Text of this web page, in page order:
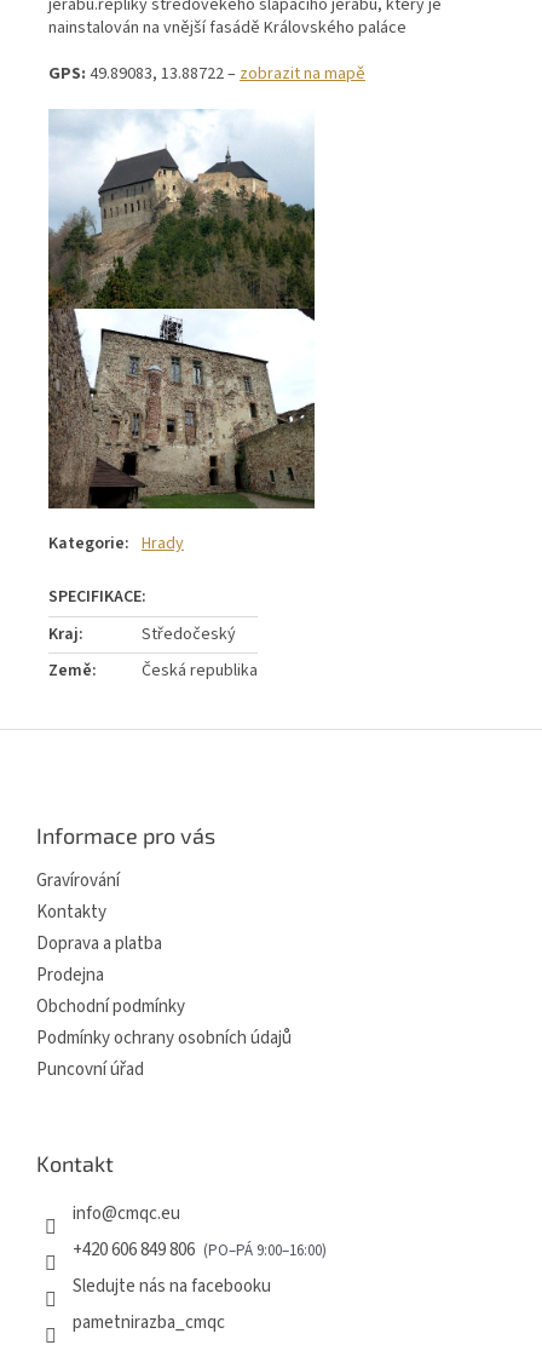
jeřábu.repliky středověkého šlapacího jeřábu, který je
nainstalován na vnější fasádě Královského paláce
GPS: 49.89083, 13.88722 –zobrazit na mapě
Kategorie: Hrady
Kraj:
Středočeský
Země: Česká republika
Informace pro vás
Gravírování
Kontakty
Doprava a platba
Prodejna
Obchodní podmínky
Podmínky ochrany osobních údajů
Puncovní úřad
Kontakt
info@cmqc.eu
+420 606 849 806
Sledujte nás na facebooku
pametnirazba_cmqc